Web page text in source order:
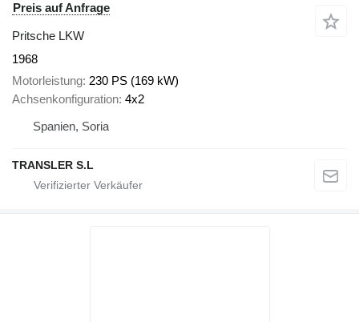
Preis auf Anfrage
Pritsche LKW
1968
Motorleistung 230 PS (169 kW)
Achsenkonfiguration 4x2
Spanien, Soria
TRANSLER S.L